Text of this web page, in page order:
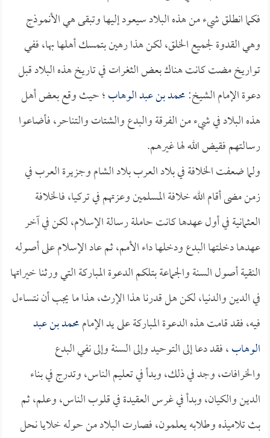
فكما انطلق شيء من هذه البلاد سيعود إليها وتبقى هي الأنموذج
وهي القدوة لجميع الخلق، لكن هذا رهين بتمسك أهلها بها، ففي
تواريخ مضت كانت هناك بعض الثغرات في تاريخ هذه البلاد قبل
دعوة الإمام الشيخ:محمد بن عبد الوهاب؛ حيث وقع بعض أهل
هذه البلاد في شيء من الفرقة والبدع والشتات والتناحر، فأضاعوا
رسالتهم فقيض الله لها غيرهم.
ولما ضعفت الخلافة في بلاد العرب بلاد الشام وجزيرة العرب في
زمن مضى أقام الله خلافة المسلمين وعزتهم في تركيا، فالخلافة
العثمانية في أول عهدها كانت حاملة رسالة الإسلام، لكن في آخر
عهدها دخلتها البدع ودخلها داء الأمم، ثم عاد الإسلام على أصوله
النقية أصول السنة والجماعة بتلكم الدعوة المباركة التي ورثنا خيراتها
في الدين والدنيا، لكن هل قدرنا هذا الإرث، هذا ما يجب أن نتساءل
فيه، فقد قامت هذه الدعوة المباركة على يد الإماممحمد بن عبد
الوهاب، فقد دعا إلى التوحيد وإلى السنة وإلى نفي البدع
والخرافات، وجد في ذلك، وبدأ في تعليم الناس، وتدرج في بناء
الدين والكيان، وبدأ في غرس العقيدة في قلوب الناس، وعلم، ثم
بث تلاميذه وطلابه يعلمون، فصارت البلاد من حوله خلايا نحل